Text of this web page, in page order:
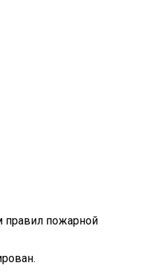
правил пожарной